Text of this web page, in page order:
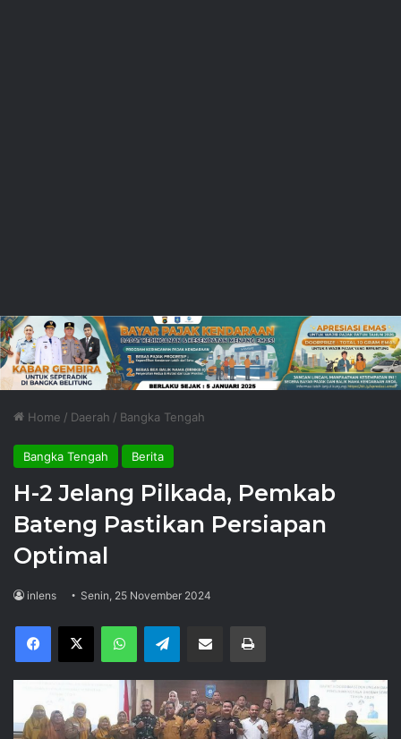
Home / Daerah / Bangka Tengah
Bangka Tengah Berita
H-2 Jelang Pilkada, Pemkab
Bateng Pastikan Persiapan
Optimal
inlens Senin, 25 November 2024
Facebook
X WhatsAppTelegram Share via Email Print